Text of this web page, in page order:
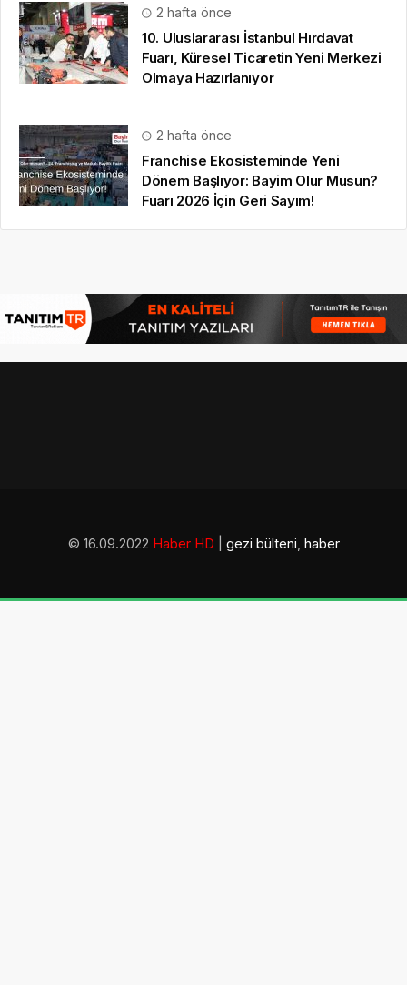
2 hafta önce
10. Uluslararası İstanbul Hırdavat
Fuarı, Küresel Ticaretin Yeni Merkezi
Olmaya Hazırlanıyor
2 hafta önce
Franchise Ekosisteminde Yeni
Dönem Başlıyor: Bayim Olur Musun?
Fuarı 2026 İçin Geri Sayım!
© 16.09.2022 Haber HD gezi bülteni, haber